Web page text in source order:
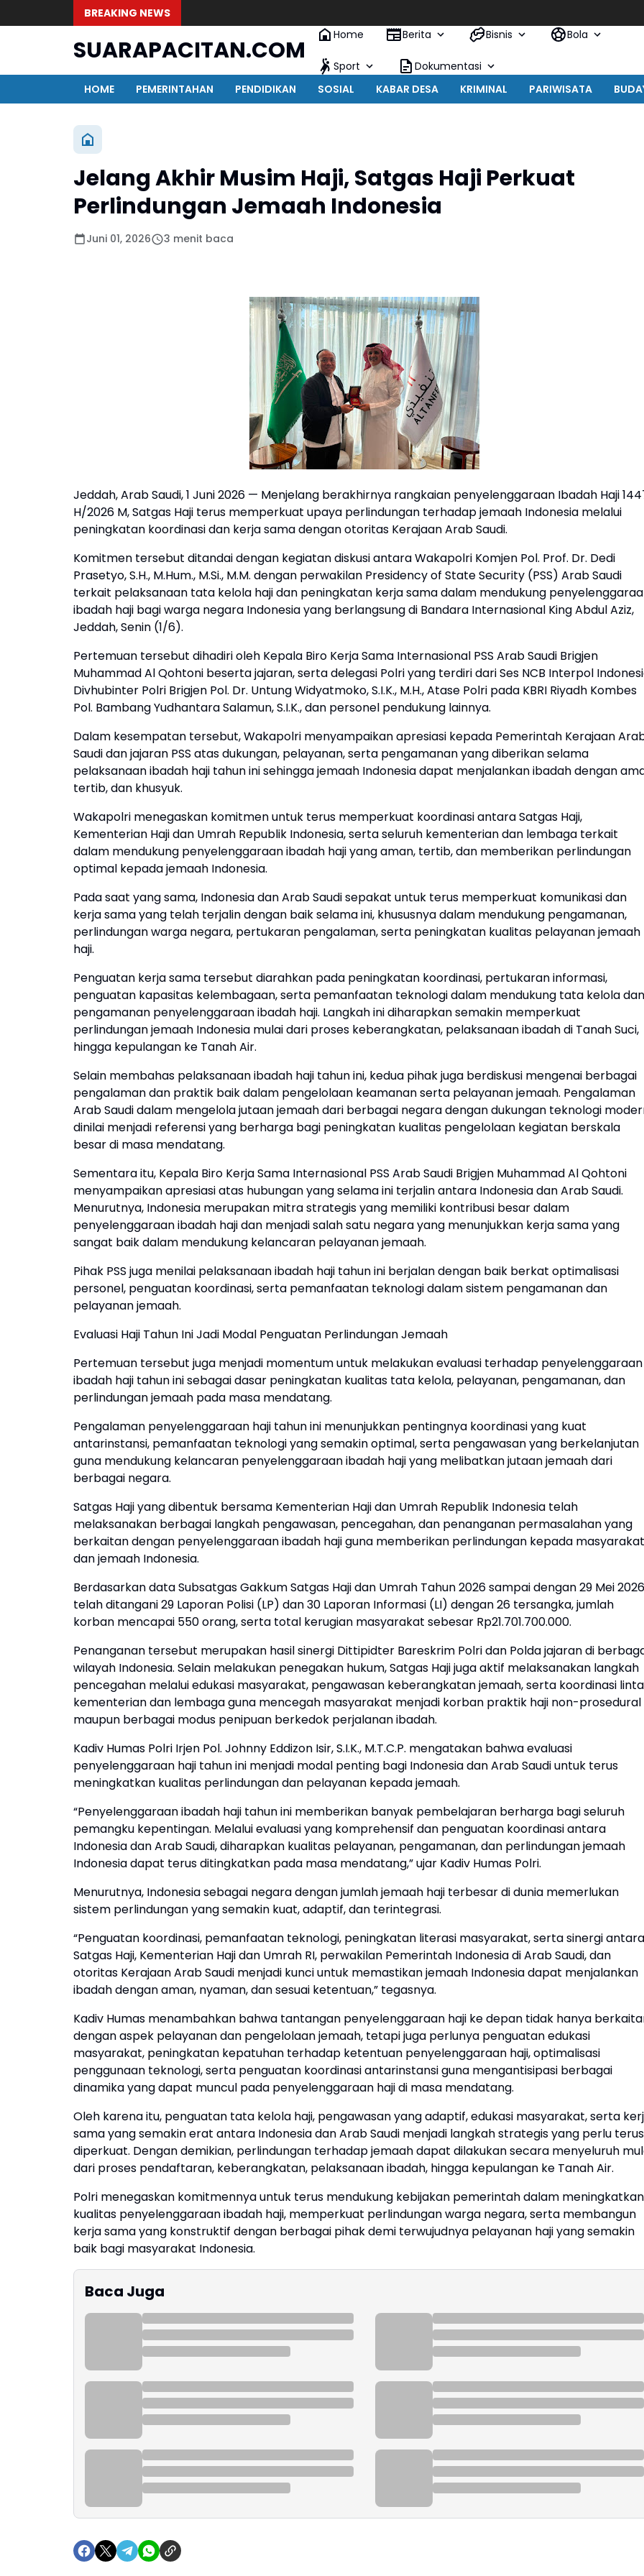
BREAKING NEWS
SUARAPACITAN.COM
Home Berita Bisnis Bola
Sport
Dokumentasi
HOME
PEMERINTAHAN PENDIDIKAN SOSIAL KABAR DESA KRIMINAL PARIWISATA
Jelang Akhir Musim Haji, Satgas Haji Perkuat
Perlindungan Jemaah Indonesia
Juni 01, 2026 3 menit baca
Jeddah, Arab Saudi, 1 Juni 2026 — Menjelang berakhirnya rangkaian penyelenggaraan Ibadah Haji
H/2026 M, Satgas Haji terus memperkuat upaya perlindungan terhadap jemaah Indonesia melalui
peningkatan koordinasi dan kerja sama dengan otoritas Kerajaan Arab Saudi.
Komitmen tersebut ditandai dengan kegiatan diskusi antara Wakapolri Komjen Pol. Prof. Dr. Dedi
Prasetyo, S.H., M.Hum., M.Si., M.M. dengan perwakilan Presidency of State Security (PSS) Arab Saudi
terkait pelaksanaan tata kelola haji dan peningkatan kerja sama dalam mendukung
ibadah haji bagi warga negara Indonesia yang berlangsung di Bandara Internasional King Abdul Aziz,
Jeddah, Senin (1/6).
Pertemuan tersebut dihadiri oleh Kepala Biro Kerja Sama Internasional PSS Arab Saudi Brigjen
Muhammad Al Qohtoni beserta jajaran, serta delegasi Polri yang terdiri dari Ses NCB Interpol
Divhubinter Polri Brigjen Pol. Dr. Untung Widyatmoko, S.I.K., M.H., Atase Polri pada KBRI Riyadh Kombes
Pol. Bambang Yudhantara Salamun, S.I.K., dan personel pendukung lainnya.
Dalam kesempatan tersebut, Wakapolri menyampaikan apresiasi kepada Pemerintah Kerajaan
Saudi dan jajaran PSS atas dukungan, pelayanan, serta pengamanan yang diberikan selama
pelaksanaan ibadah haji tahun ini sehingga jemaah Indonesia dapat menjalankan ibadah dengan
tertib, dan khusyuk.
Wakapolri menegaskan komitmen untuk terus memperkuat koordinasi antara Satgas Haji,
Kementerian Haji dan Umrah Republik Indonesia, serta seluruh kementerian dan lembaga terkait
dalam mendukung penyelenggaraan ibadah haji yang aman, tertib, dan memberikan perlindungan
optimal kepada jemaah Indonesia.
Pada saat yang sama, Indonesia dan Arab Saudi sepakat untuk terus memperkuat komunikasi dan
kerja sama yang telah terjalin dengan baik selama ini, khususnya dalam mendukung pengamanan,
perlindungan warga negara, pertukaran pengalaman, serta peningkatan kualitas pelayanan jemaah
haji.
Penguatan kerja sama tersebut diarahkan pada peningkatan koordinasi, pertukaran informasi,
penguatan kapasitas kelembagaan, serta pemanfaatan teknologi dalam mendukung tata kelola dan
pengamanan penyelenggaraan ibadah haji. Langkah ini diharapkan semakin memperkuat
perlindungan jemaah Indonesia mulai dari proses keberangkatan, pelaksanaan ibadah di Tanah Suci,
hingga kepulangan ke Tanah Air.
Selain membahas pelaksanaan ibadah haji tahun ini, kedua pihak juga berdiskusi mengenai berbagai
pengalaman dan praktik baik dalam pengelolaan keamanan serta pelayanan jemaah. Pengalaman
Arab Saudi dalam mengelola jutaan jemaah dari berbagai negara dengan dukungan teknologi
dinilai menjadi referensi yang berharga bagi peningkatan kualitas pengelolaan kegiatan berskala
besar di masa mendatang.
Sementara itu, Kepala Biro Kerja Sama Internasional PSS Arab Saudi Brigjen Muhammad Al Qohtoni
menyampaikan apresiasi atas hubungan yang selama ini terjalin antara Indonesia dan Arab Saudi.
Menurutnya, Indonesia merupakan mitra strategis yang memiliki kontribusi besar dalam
penyelenggaraan ibadah haji dan menjadi salah satu negara yang menunjukkan kerja sama yang
sangat baik dalam mendukung kelancaran pelayanan jemaah.
Pihak PSS juga menilai pelaksanaan ibadah haji tahun ini berjalan dengan baik berkat optimalisasi
personel, penguatan koordinasi, serta pemanfaatan teknologi dalam sistem pengamanan dan
pelayanan jemaah.
Evaluasi Haji Tahun Ini Jadi Modal Penguatan Perlindungan Jemaah
Pertemuan tersebut juga menjadi momentum untuk melakukan evaluasi terhadap penyelenggaraan
ibadah haji tahun ini sebagai dasar peningkatan kualitas tata kelola, pelayanan, pengamanan, dan
perlindungan jemaah pada masa mendatang.
Pengalaman penyelenggaraan haji tahun ini menunjukkan pentingnya koordinasi yang kuat
antarinstansi, pemanfaatan teknologi yang semakin optimal, serta pengawasan yang berkelanjutan
guna mendukung kelancaran penyelenggaraan ibadah haji yang melibatkan jutaan jemaah dari
berbagai negara.
Satgas Haji yang dibentuk bersama Kementerian Haji dan Umrah Republik Indonesia telah
melaksanakan berbagai langkah pengawasan, pencegahan, dan penanganan permasalahan yang
berkaitan dengan penyelenggaraan ibadah haji guna memberikan perlindungan kepada masyarakat
dan jemaah Indonesia.
Berdasarkan data Subsatgas Gakkum Satgas Haji dan Umrah Tahun 2026 sampai dengan 29 Mei
telah ditangani 29 Laporan Polisi (LP) dan 30 Laporan Informasi (LI) dengan 26 tersangka, jumlah
korban mencapai 550 orang, serta total kerugian masyarakat sebesar Rp21.701.700.000.
Penanganan tersebut merupakan hasil sinergi Dittipidter Bareskrim Polri dan Polda jajaran di
wilayah Indonesia. Selain melakukan penegakan hukum, Satgas Haji juga aktif melaksanakan langkah
pencegahan melalui edukasi masyarakat, pengawasan keberangkatan jemaah, serta koordinasi
kementerian dan lembaga guna mencegah masyarakat menjadi korban praktik haji non-prosedural
maupun berbagai modus penipuan berkedok perjalanan ibadah.
Kadiv Humas Polri Irjen Pol. Johnny Eddizon Isir, S.I.K., M.T.C.P. mengatakan bahwa evaluasi
penyelenggaraan haji tahun ini menjadi modal penting bagi Indonesia dan Arab Saudi untuk terus
meningkatkan kualitas perlindungan dan pelayanan kepada jemaah.
“Penyelenggaraan ibadah haji tahun ini memberikan banyak pembelajaran berharga bagi seluruh
pemangku kepentingan. Melalui evaluasi yang komprehensif dan penguatan koordinasi antara
Indonesia dan Arab Saudi, diharapkan kualitas pelayanan, pengamanan, dan perlindungan jemaah
Indonesia dapat terus ditingkatkan pada masa mendatang,” ujar Kadiv Humas Polri.
Menurutnya, Indonesia sebagai negara dengan jumlah jemaah haji terbesar di dunia memerlukan
sistem perlindungan yang semakin kuat, adaptif, dan terintegrasi.
“Penguatan koordinasi, pemanfaatan teknologi, peningkatan literasi masyarakat, serta sinergi antara
Satgas Haji, Kementerian Haji dan Umrah RI, perwakilan Pemerintah Indonesia di Arab Saudi, dan
otoritas Kerajaan Arab Saudi menjadi kunci untuk memastikan jemaah Indonesia dapat menjalankan
ibadah dengan aman, nyaman, dan sesuai ketentuan,” tegasnya.
Kadiv Humas menambahkan bahwa tantangan penyelenggaraan haji ke depan tidak hanya
dengan aspek pelayanan dan pengelolaan jemaah, tetapi juga perlunya penguatan edukasi
masyarakat, peningkatan kepatuhan terhadap ketentuan penyelenggaraan haji, optimalisasi
penggunaan teknologi, serta penguatan koordinasi antarinstansi guna mengantisipasi berbagai
dinamika yang dapat muncul pada penyelenggaraan haji di masa mendatang.
Oleh karena itu, penguatan tata kelola haji, pengawasan yang adaptif, edukasi masyarakat, serta
sama yang semakin erat antara Indonesia dan Arab Saudi menjadi langkah strategis yang perlu terus
diperkuat. Dengan demikian, perlindungan terhadap jemaah dapat dilakukan secara menyeluruh
dari proses pendaftaran, keberangkatan, pelaksanaan ibadah, hingga kepulangan ke Tanah Air.
Polri menegaskan komitmennya untuk terus mendukung kebijakan pemerintah dalam meningkatkan
kualitas penyelenggaraan ibadah haji, memperkuat perlindungan warga negara, serta membangun
kerja sama yang konstruktif dengan berbagai pihak demi terwujudnya pelayanan haji yang semakin
baik bagi masyarakat Indonesia.
Baca Juga